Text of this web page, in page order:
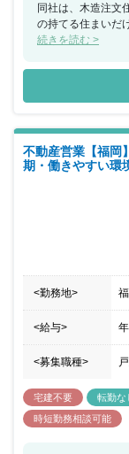
同社は、木造注文
の持てる住まいだ
持った敏腕のハウ
探しの段階から完
マン」で向き合う
ーが最初から最後
できると自負して
産開発担当の一般
数は30件～50件
オフを切り替える
が可能です。自分
く家を建てたい
経験をいかして
ンセプト型の分譲
の貢献ややりがい
続きを読む >
不動産営業【福
期・働きやすい環
<勤務地>
<給与>
<募集職種>
宅建不要 転勤な
時短勤務相談可能